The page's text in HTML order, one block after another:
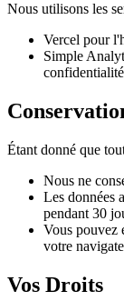
Nous utilisons les
Vercel pour
Simple
confidentialité
Étant donné que
Nous ne
Les données
pendant 30
Vous pouvez
votre
Vos Droits